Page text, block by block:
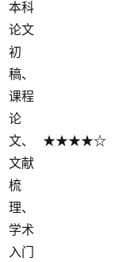
本科
论文
初
稿、
课程
论
文、
文献
梳
理、
学术
入门
★★★★☆